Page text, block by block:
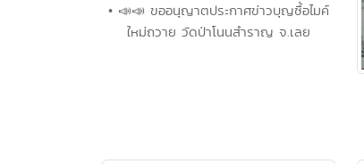
• 📣📣 ขออนุญาตประกาศข่าวบุญซื้อไมค์
ใหม่ถวาย วัดป่าโนนสำราญ จ.เลย